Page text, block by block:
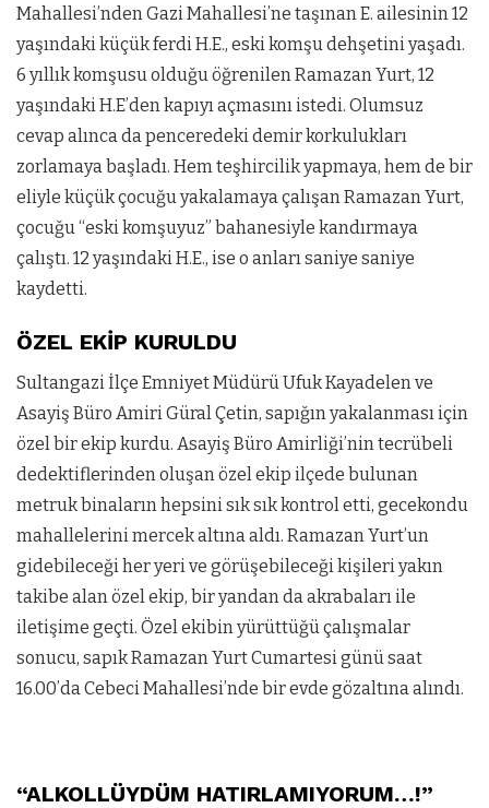
Mahallesi’nden Gazi Mahallesi’ne taşınan E. ailesinin 12
yaşındaki küçük ferdi H.E., eski komşu dehşetini yaşadı.
6 yıllık komşusu olduğu öğrenilen Ramazan Yurt, 12
yaşındaki H.E’den kapıyı açmasını istedi. Olumsuz
cevap alınca da penceredeki demir korkulukları
zorlamaya başladı. Hem teşhircilik yapmaya, hem de bir
eliyle küçük çocuğu yakalamaya çalışan Ramazan Yurt,
çocuğu “eski komşuyuz” bahanesiyle kandırmaya
çalıştı. 12 yaşındaki H.E., ise o anları saniye saniye
kaydetti.
ÖZEL EKİP KURULDU
Sultangazi İlçe Emniyet Müdürü Ufuk Kayadelen ve
Asayiş Büro Amiri Güral Çetin, sapığın yakalanması için
özel bir ekip kurdu. Asayiş Büro Amirliği’nin tecrübeli
dedektiflerinden oluşan özel ekip ilçede bulunan
metruk binaların hepsini sık sık kontrol etti, gecekondu
mahallelerini mercek altına aldı. Ramazan Yurt’un
gidebileceği her yeri ve görüşebileceği kişileri yakın
takibe alan özel ekip, bir yandan da akrabaları ile
iletişime geçti. Özel ekibin yürüttüğü çalışmalar
sonucu, sapık Ramazan Yurt Cumartesi günü saat
16.00’da Cebeci Mahallesi’nde bir evde gözaltına alındı.
“ALKOLLÜYDÜM HATIRLAMIYORUM…!”